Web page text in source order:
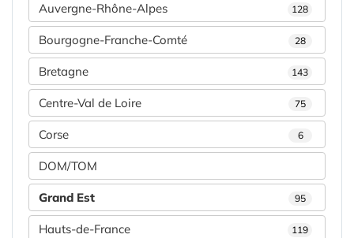
Auvergne-Rhône-Alpes 128
Bourgogne-Franche-Comté 28
Bretagne 143
Centre-Val de Loire 75
Corse 6
DOM/TOM
Grand Est 95
Hauts-de-France 119